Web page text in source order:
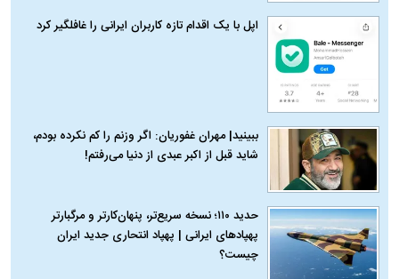
اپل با یک اقدام تازه کاربران ایرانی را غافلگیر کرد
ببینید| مهران غفوریان: اگر وزنم را کم نکرده بودم،
شاید قبل از اکبر عبدی از دنیا می‌رفتم!
حدید ۱۱۰؛ نسخه سریع‌تر، پنهان‌کارتر و مرگبارتر
پهپادهای ایرانی | پهپاد انتحاری جدید ایران
چیست؟